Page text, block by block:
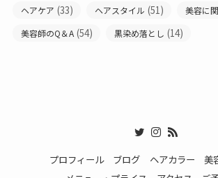
ヘアケア (33) ヘアスタイル (51) 美容に
美容師のQ＆A (54) 黒染め落とし (14)
プロフィール ブログ ヘアカラー
美